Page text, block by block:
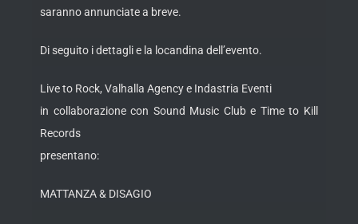
saranno annunciate a breve.
Di seguito i dettagli e la locandina dell’evento.
Live to Rock, Valhalla Agency e Indastria Eventi
in collaborazione con Sound Music Club e Time to Kill
Records
presentano:
MATTANZA & DISAGIO